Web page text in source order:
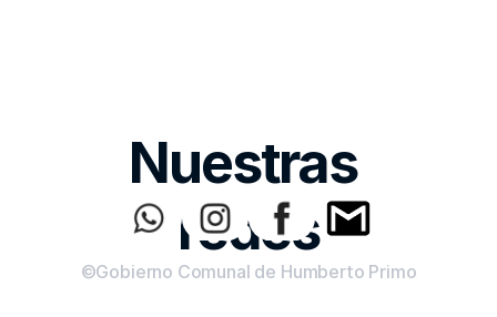
Nuestras
redes
©Gobierno Comunal de Humberto Primo